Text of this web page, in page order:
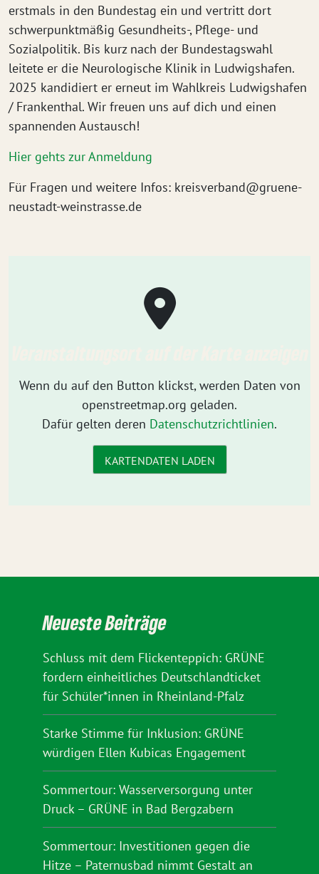
erstmals in den Bundestag ein und vertritt dort
schwerpunktmäßig Gesundheits-, Pflege- und
Sozialpolitik. Bis kurz nach der Bundestagswahl
leitete er die Neurologische Klinik in Ludwigshafen.
2025 kandidiert er erneut im Wahlkreis Ludwigshafen
/ Frankenthal. Wir freuen uns auf dich und einen
spannenden Austausch!
Hier gehts zur Anmeldung
Für Fragen und weitere Infos: kreisverband@gruene-
neustadt-weinstrasse.de
Wenn du auf den Button klickst, werden Daten von
openstreetmap.org geladen.
Dafür gelten deren Datenschutzrichtlinien.
KARTENDATEN LADEN
Neueste Beiträge
Schluss mit dem Flickenteppich: GRÜNE
fordern einheitliches Deutschlandticket
für Schüler*innen in Rheinland-Pfalz
Starke Stimme für Inklusion: GRÜNE
würdigen Ellen Kubicas Engagement
Sommertour: Wasserversorgung unter
Druck – GRÜNE in Bad Bergzabern
Sommertour: Investitionen gegen die
Hitze – Paternusbad nimmt Gestalt an